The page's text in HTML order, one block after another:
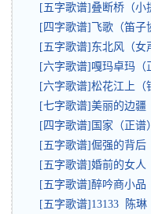
[五字歌谱]叠断桥（小
[四字歌谱]飞歌（笛子
[五字歌谱]东北风（女
[六字歌谱]嘎玛卓玛（
[六字歌谱]松花江上（
[七字歌谱]美丽的边疆
[四字歌谱]国家（正谱
[五字歌谱]倔强的背后
[五字歌谱]婚前的女人
[五字歌谱]醉吟商小品
[五字歌谱]13133 陈琳